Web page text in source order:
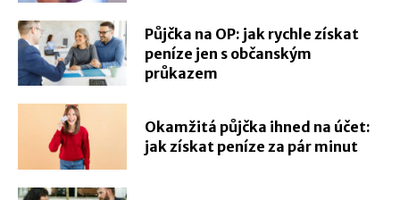
Půjčka na OP: jak rychle získat
peníze jen s občanským
průkazem
Okamžitá půjčka ihned na účet:
jak získat peníze za pár minut